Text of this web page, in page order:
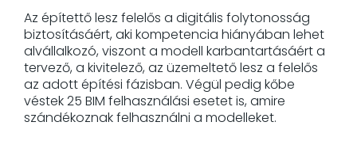
Az építettő lesz felelős a digitális folytonosság
biztosításáért, aki kompetencia hiányában lehet
alvállalkozó, viszont a modell karbantartásáért a
tervező, a kivitelező, az üzemeltető lesz a felelős
az adott építési fázisban. Végül pedig kőbe
véstek 25 BIM felhasználási esetet is, amire
szándékoznak felhasználni a modelleket.